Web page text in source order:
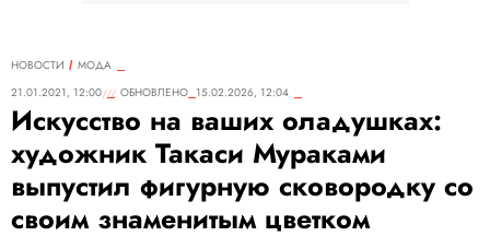
НОВОСТИ
МОДА
21.01.2021, 12:00
ОБНОВЛЕНО 15.02.2026, 12:04
Искусство на ваших оладушках:
художник Такаси Мураками
выпустил фигурную сковородку со
своим знаменитым цветком